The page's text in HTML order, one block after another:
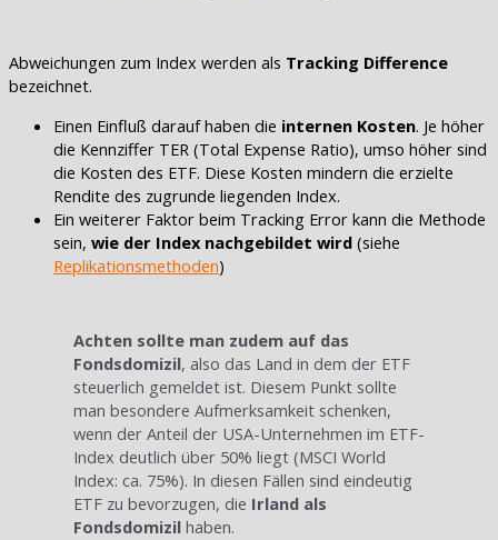
Abweichungen zum Index werden als Tracking Difference
bezeichnet.
Einen Einfluß darauf haben die internen Kosten. Je höher
die Kennziffer TER (Total Expense Ratio), umso höher sind
die Kosten des ETF. Diese Kosten mindern die erzielte
Rendite des zugrunde liegenden Index.
Ein weiterer Faktor beim Tracking Error kann die Methode
sein, wie der Index nachgebildet wird (siehe
Replikationsmethoden)
Achten sollte man zudem auf das
Fondsdomizil, also das Land in dem der ETF
steuerlich gemeldet ist. Diesem Punkt sollte
man besondere Aufmerksamkeit schenken,
wenn der Anteil der USA-Unternehmen im ETF-
Index deutlich über 50% liegt (MSCI World
Index: ca. 75%). In diesen Fällen sind eindeutig
ETF zu bevorzugen, die Irland als
Fondsdomizilhaben.